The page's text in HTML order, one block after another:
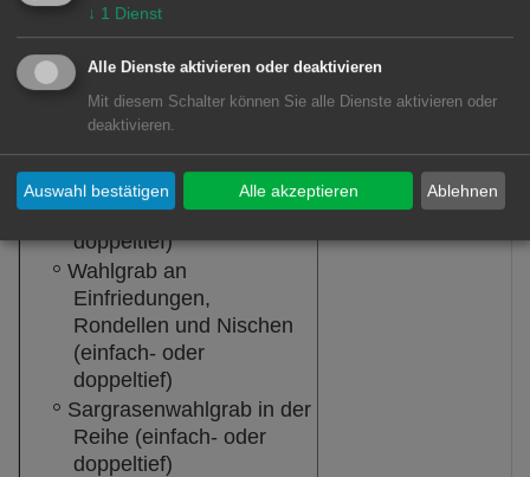
Kinderreihen
Sargrasenreihengrab
Wahlgrab in der Reihe
(einfach- oder
doppeltief)
Wahlgrab an Haupt- und
Zwischenwegen
(einfach- oder
doppeltief)
Wahlgrab an
Einfriedungen,
Rondellen und Nischen
(einfach- oder
doppeltief)
Sargrasenwahlgrab in der
Reihe (einfach- oder
doppeltief)
Abdeckplatte)
↓ 1 Dienst
Alle Dienste aktivieren oder deaktivieren
Mit diesem Schalter können Sie alle Dienste aktivieren oder
deaktivieren.
Ablehnen
Auswahl bestätigen Alle akzeptieren